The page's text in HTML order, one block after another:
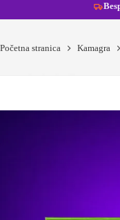
sadržaj
Početna stranica Kamagra